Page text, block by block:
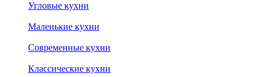
Угловые кухни
Маленькие кухни
Современные кухни
Классические кухни